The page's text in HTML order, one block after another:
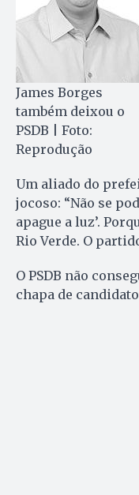
James Borges
também deixou o
PSDB | Foto:
Reprodução
Um aliado do
jocoso: “Não se
apague a luz’.
Rio Verde. O
O PSDB não
chapa de